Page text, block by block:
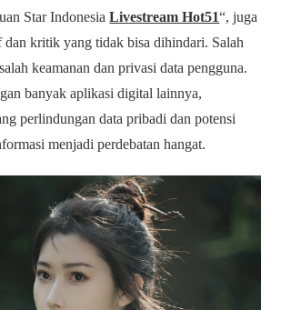
Star IndonesiaLivestream Hot51“, juga
dan kritik yang tidak bisa dihindari. Salah
keamanan dan privasi data pengguna.
banyak aplikasi digital lainnya,
perlindungan data pribadi dan potensi
menjadi perdebatan hangat.